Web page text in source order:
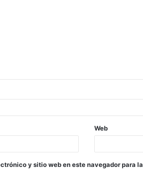
Web
y sitio web en este navegador para